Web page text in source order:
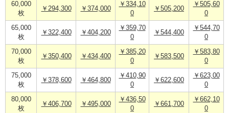
60,000
枚
￥294,300 ￥374,000
￥334,10
0
￥505,200
￥505,60
0
65,000
枚
￥322,400 ￥404,200
￥359,70
0
￥544,400
￥544,70
0
70,000
枚
￥350,400 ￥434,400
￥385,20
0
￥583,500
￥583,80
0
75,000
枚
￥378,600 ￥464,800
￥410,90
0
￥622,600
￥623,00
0
80,000
枚
￥406,700 ￥495,000
￥436,50
0
￥661,700
￥662,10
0